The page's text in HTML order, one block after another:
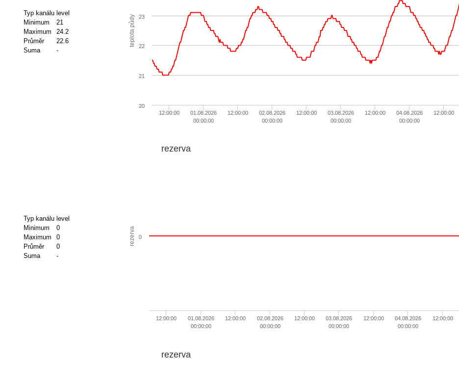
Typ kanálu level
Minimum
21
Maximum
24.2
Průměr
22.6
Suma
-
teplota půdy
12:00:00
01.08.2026
00:00:00
12:00:00
02.08.2026
00:00:00
12:00:00
03.08.2026
00:00:00
12:00:00
04.08.2026
00:00:00
12:00:00
21
22
23
20
Typ kanálu level
Minimum
0
Maximum
0
Průměr
0
Suma
-
rezerva
rezerva
12:00:00
01.08.2026
00:00:00
12:00:00
02.08.2026
00:00:00
12:00:00
03.08.2026
00:00:00
12:00:00
04.08.2026
00:00:00
12:00:00
0
rezerva